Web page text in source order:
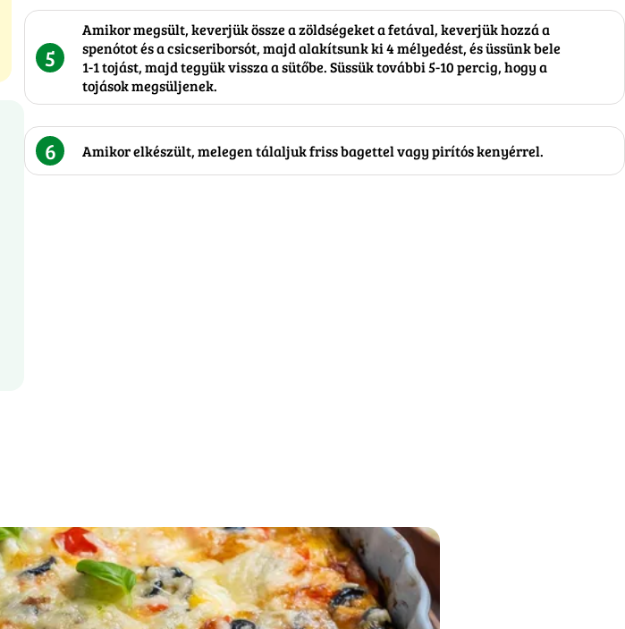
5
Amikor megsült, keverjük össze a zöldségeket a fetával, keverjük hozzá a
spenótot és a csicseriborsót, majd alakítsunk ki 4 mélyedést, és üssünk bele
1-1 tojást, majd tegyük vissza a sütőbe. Süssük további 5-10 percig, hogy a
tojások megsüljenek.
6 Amikor elkészült, melegen tálaljuk friss bagettel vagy pirítós kenyérrel.